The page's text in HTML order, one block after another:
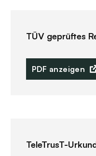
TÜV geprüftes
PDF anzeigen
TeleTrusT-